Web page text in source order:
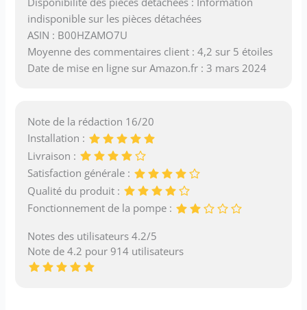
indisponible sur les pièces détachées
ASIN : B00HZAMO7U
Moyenne des commentaires client : 4,2 sur 5 étoiles
Date de mise en ligne sur Amazon.fr : 3 mars 2024
Note de la rédaction 16/20
Installation :
Livraison :
Satisfaction générale :
Qualité du produit :
Fonctionnement de la pompe :
Notes des utilisateurs 4.2/5
Note de 4.2 pour 914 utilisateurs